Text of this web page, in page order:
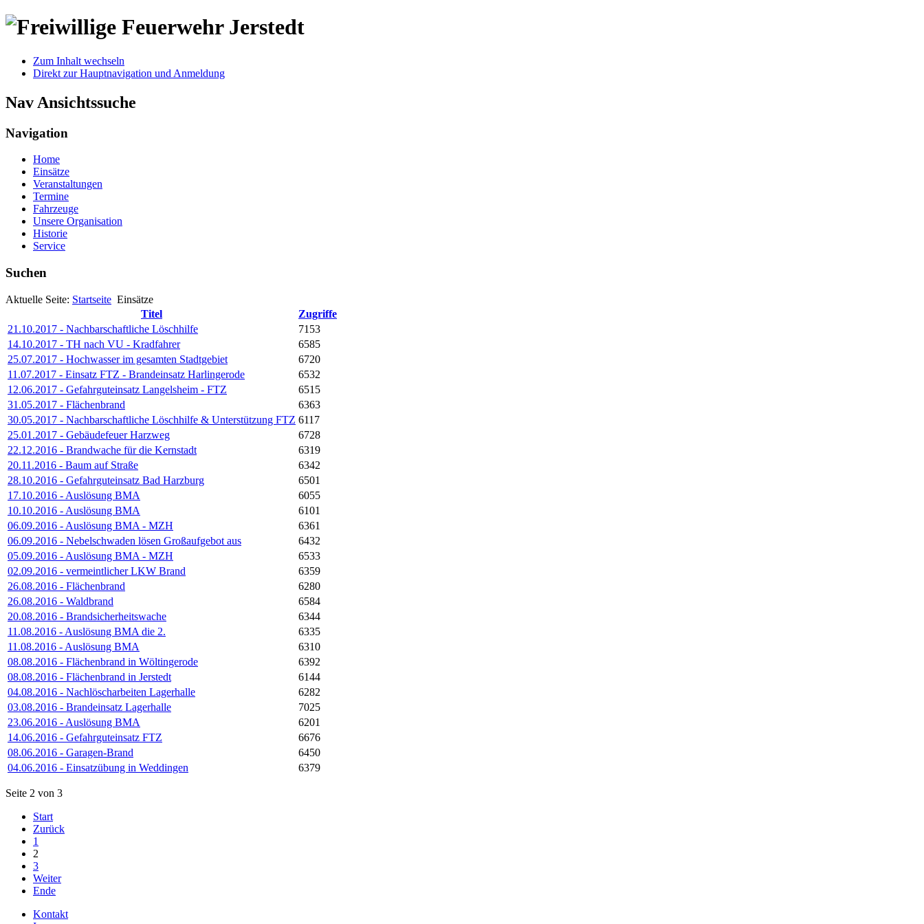
Zum Inhalt wechseln
Direkt zur Hauptnavigation und Anmeldung
Nav Ansichtssuche
Navigation
Home
Einsätze
Veranstaltungen
Termine
Fahrzeuge
Unsere Organisation
Historie
Service
Suchen
Aktuelle Seite: Startseite Einsätze
Titel
Zugriffe
21.10.2017 - Nachbarschaftliche Löschhilfe
7153
14.10.2017 - TH nach VU - Kradfahrer
6585
25.07.2017 - Hochwasser im gesamten Stadtgebiet
6720
11.07.2017 - Einsatz FTZ - Brandeinsatz Harlingerode
6532
12.06.2017 - Gefahrguteinsatz Langelsheim - FTZ
6515
31.05.2017 - Flächenbrand
6363
30.05.2017 - Nachbarschaftliche Löschhilfe & Unterstützung FTZ 6117
25.01.2017 - Gebäudefeuer Harzweg
6728
22.12.2016 - Brandwache für die Kernstadt
6319
20.11.2016 - Baum auf Straße
6342
28.10.2016 - Gefahrguteinsatz Bad Harzburg
6501
17.10.2016 - Auslösung BMA
6055
10.10.2016 - Auslösung BMA
6101
06.09.2016 - Auslösung BMA - MZH
6361
06.09.2016 - Nebelschwaden lösen Großaufgebot aus
6432
05.09.2016 - Auslösung BMA - MZH
6533
02.09.2016 - vermeintlicher LKW Brand
6359
26.08.2016 - Flächenbrand
6280
26.08.2016 - Waldbrand
6584
20.08.2016 - Brandsicherheitswache
6344
11.08.2016 - Auslösung BMA die 2.
6335
11.08.2016 - Auslösung BMA
6310
08.08.2016 - Flächenbrand in Wöltingerode
6392
08.08.2016 - Flächenbrand in Jerstedt
6144
04.08.2016 - Nachlöscharbeiten Lagerhalle
6282
03.08.2016 - Brandeinsatz Lagerhalle
7025
23.06.2016 - Auslösung BMA
6201
14.06.2016 - Gefahrguteinsatz FTZ
6676
08.06.2016 - Garagen-Brand
6450
04.06.2016 - Einsatzübung in Weddingen
6379
Seite 2 von 3
Start
Zurück
1
2
3
Weiter
Ende
Kontakt